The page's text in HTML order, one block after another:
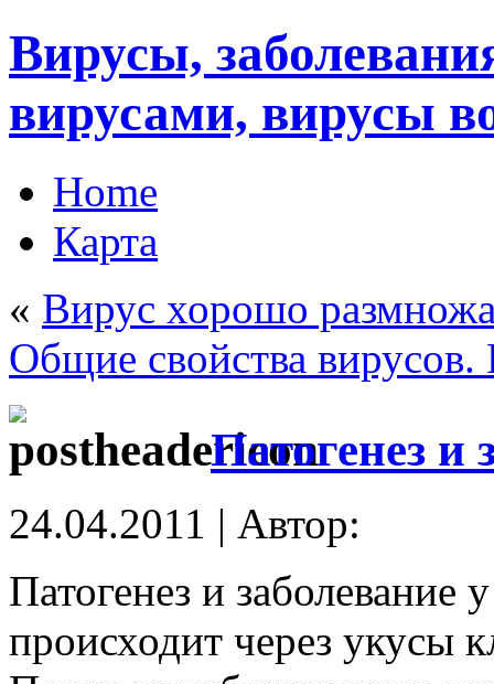
Вирусы,
вирусами, вирусы
Home
Карта
« Вирус хорошо
Общие свойства
Патогенез и
24.04.2011 | Автор:
Патогенез и заболевание
происходит через укусы